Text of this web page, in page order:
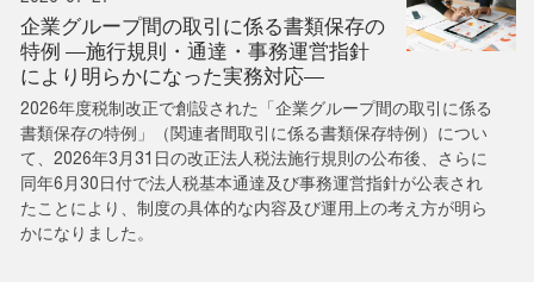
企業グループ間の取引に係る書類保存の
特例 ―施行規則・通達・事務運営指針
により明らかになった実務対応―
2026年度税制改正で創設された「企業グループ間の取引に係る
書類保存の特例」（関連者間取引に係る書類保存特例）につい
て、2026年3月31日の改正法人税法施行規則の公布後、さらに
同年6月30日付で法人税基本通達及び事務運営指針が公表され
たことにより、制度の具体的な内容及び運用上の考え方が明ら
かになりました。